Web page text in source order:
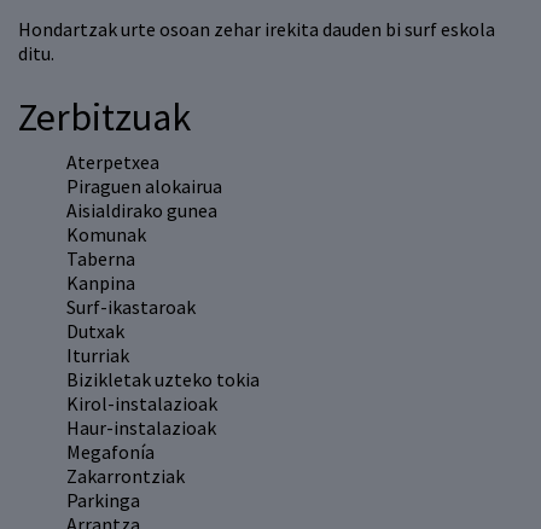
Hondartzak urte osoan zehar irekita dauden bi surf eskola
ditu.
Zerbitzuak
Aterpetxea
Piraguen alokairua
Aisialdirako gunea
Komunak
Taberna
Kanpina
Surf-ikastaroak
Dutxak
Iturriak
Bizikletak uzteko tokia
Kirol-instalazioak
Haur-instalazioak
Megafonía
Zakarrontziak
Parkinga